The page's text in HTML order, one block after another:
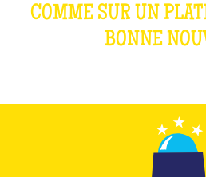
COMME SUR UN
BONNE